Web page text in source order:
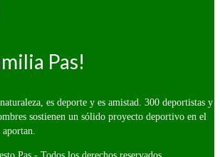
Pas!
es deporte y es amistad. 300 deportistas y
sostienen un sólido proyecto deportivo en el